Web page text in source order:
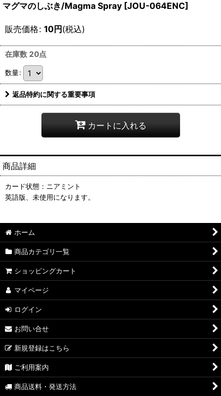
マグマのしぶき/Magma Spray [JOU-064ENC]
販売価格: 10円(税込)
在庫数 20点
数量:
返品特約に関する重要事項
カートに入れる
商品詳細
カード状態：ニアミント
英語版、未使用になります。
ホーム
商品カテゴリ一覧
ショッピングカート
マイページ
ログイン
お問い合せ
新規登録はこちら
ご利用案内
商品送料・発送方法